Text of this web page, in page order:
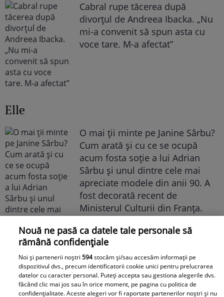
Cabral rupe tăcerea după
divorțul de Andreea Ibacka. „Nu
mi-a convenit să spun asta cu
voce tare. M-a afectat”
Elle
O mai ții minte pe Janine Sârbu?
Cum arată și cu ce se ocupă
acum fosta soție a lui Adrian
Sârbu și unul dintre cele mai
apreciate modele din anii 90. A
fost decorată recent de
Ministerul Culturii din Franța.
Nouă ne pasă ca datele tale personale să
rămână confidențiale
Noi și partenerii noștri594stocăm și/sau accesăm informații pe
dispozitivul dvs., precum identificatorii cookie unici pentru prelucrarea
datelor cu caracter personal. Puteți accepta sau gestiona alegerile dvs.
făcând clic mai jos sau în orice moment, pe pagina cu politica de
confidențialitate. Aceste alegeri vor fi raportate partenerilor noștri și nu